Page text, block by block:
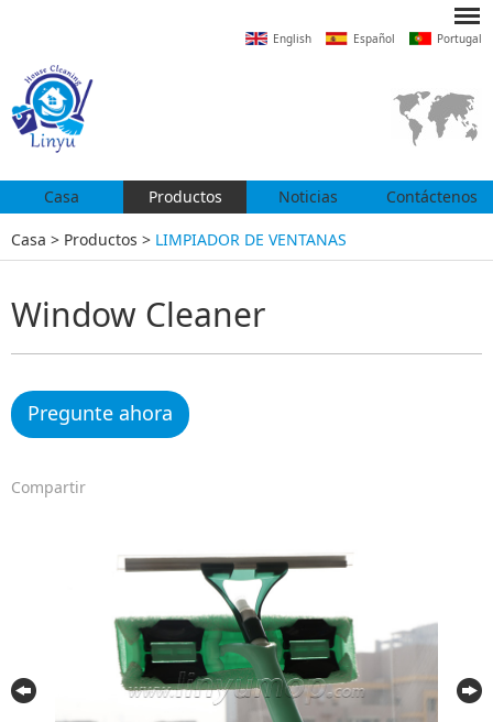
English Español Portugal
Casa Productos Noticias Contáctenos
Casa > Productos > LIMPIADOR DE VENTANAS
Window Cleaner
Pregunte ahora
Compartir